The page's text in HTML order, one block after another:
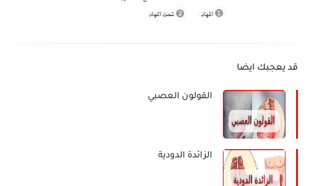
قد يعجبك ايضا
القولون العصبي
الزائدة الدودية